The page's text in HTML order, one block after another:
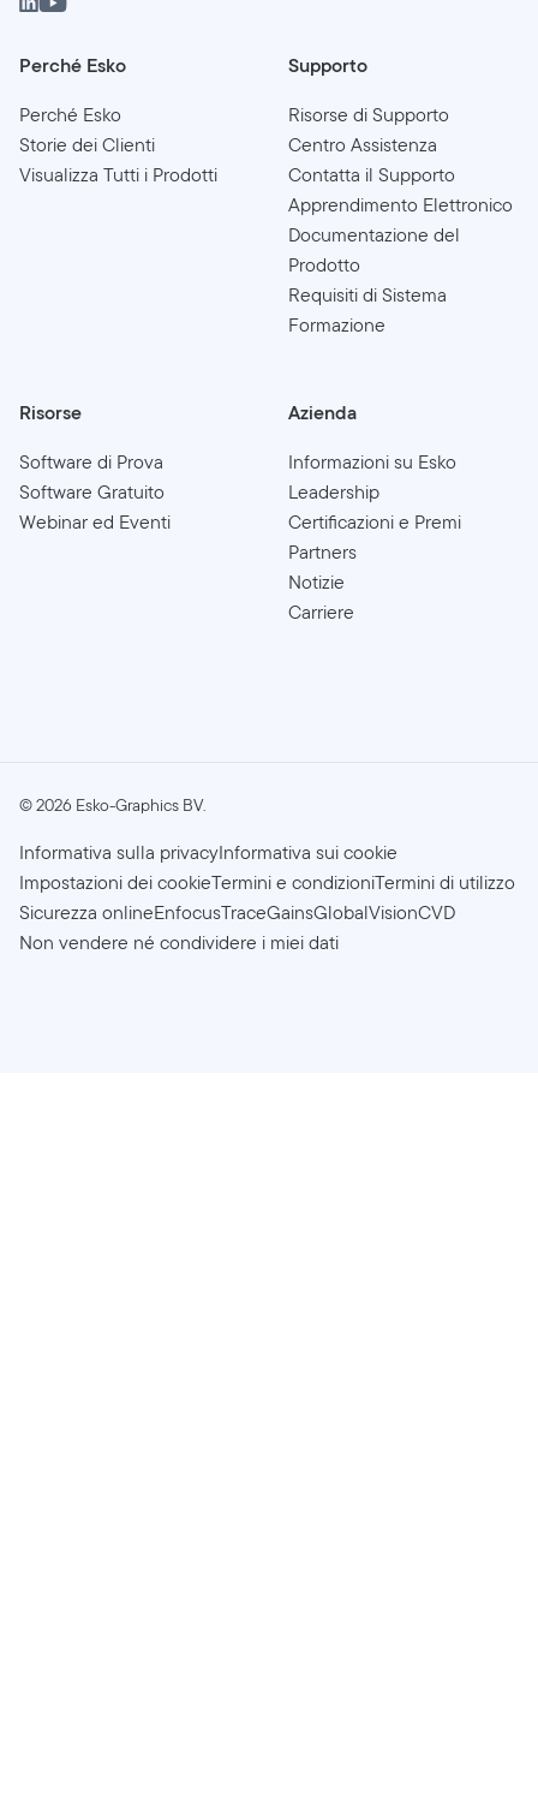
Perché Esko
Perché Esko
Storie dei Clienti
Visualizza Tutti i Prodotti
Supporto
Risorse di Supporto
Centro Assistenza
Contatta il Supporto
Apprendimento Elettronico
Documentazione del
Prodotto
Requisiti di Sistema
Formazione
Risorse
Software di Prova
Software Gratuito
Webinar ed Eventi
Azienda
Informazioni su Esko
Leadership
Certificazioni e Premi
Partners
Notizie
Carriere
©2026 Esko-Graphics BV.
Informativa sulla privacyInformativa sui cookie
Impostazioni dei cookieTermini e condizioniTermini di utilizzo
Sicurezza onlineEnfocusTraceGainsGlobalVisionCVD
Non vendere né condividere i miei dati